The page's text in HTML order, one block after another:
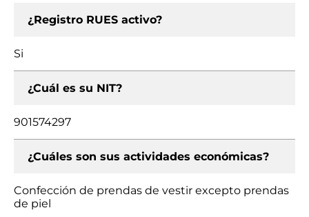
¿Registro RUES activo?
Si
¿Cuál es su NIT?
901574297
¿Cuáles son sus actividades económicas?
Confección de prendas de vestir excepto prendas
de piel